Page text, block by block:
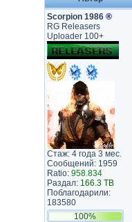
Scorpion 1986 ®
RG Releasers
Uploader 100+
Стаж: 4 года 3 мес.
Сообщений: 1959
Ratio: 958.834
Раздал: 166.3 TB
Поблагодарили:
183580
100%